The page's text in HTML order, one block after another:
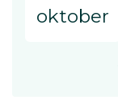
oktober